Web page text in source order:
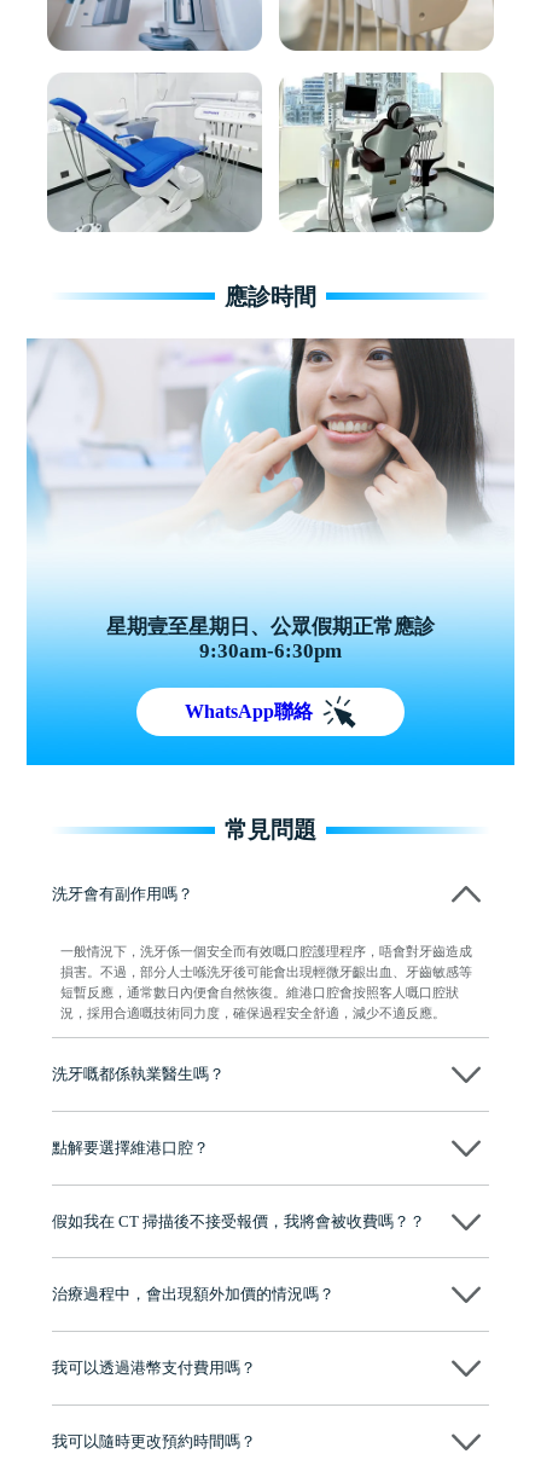
應診時間
星期壹至星期日、公眾假期正常應診
9:30am-6:30pm
WhatsApp聯絡
常見問題
洗牙會有副作用嗎？
一般情況下，洗牙係一個安全而有效嘅口腔護理程序，唔會對牙齒造成
損害。不過，部分人士喺洗牙後可能會出現輕微牙齦出血、牙齒敏感等
短暫反應，通常數日內便會自然恢復。維港口腔會按照客人嘅口腔狀
況，採用合適嘅技術同力度，確保過程安全舒適，減少不適反應。
洗牙嘅都係執業醫生嗎？
況制定合適嘅清潔方案，確保整個洗牙過程安全、衛生同專業，讓客人
點解要選擇維港口腔？
牌」、「2025香港企業領袖品牌」，是諾貝爾種植系統全球放心植牙中
至今已服務超過三十個國家和地區的顧客，受到粵港澳大灣區及周邊城
市市民極高的口碑評價及信任推薦 珠海、深圳設有八大分院，香港亦設
有咨詢及服務保障中心，有任何問題都可以隨時預約免費咨詢，讓人十
假如我在 CT 掃描後不接受報價，我將會被收費嗎？？
不會！只要未開始實際服務之前，你不會被收取任何費用。
治療過程中，會出現額外加價的情況嗎？
我可以透過港幣支付費用嗎？
我可以隨時更改預約時間嗎？